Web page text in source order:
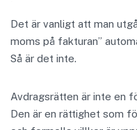
Det är vanligt att man
moms på fakturan”
Så är det inte.
Avdragsrätten är inte en
Den är en rättighet som